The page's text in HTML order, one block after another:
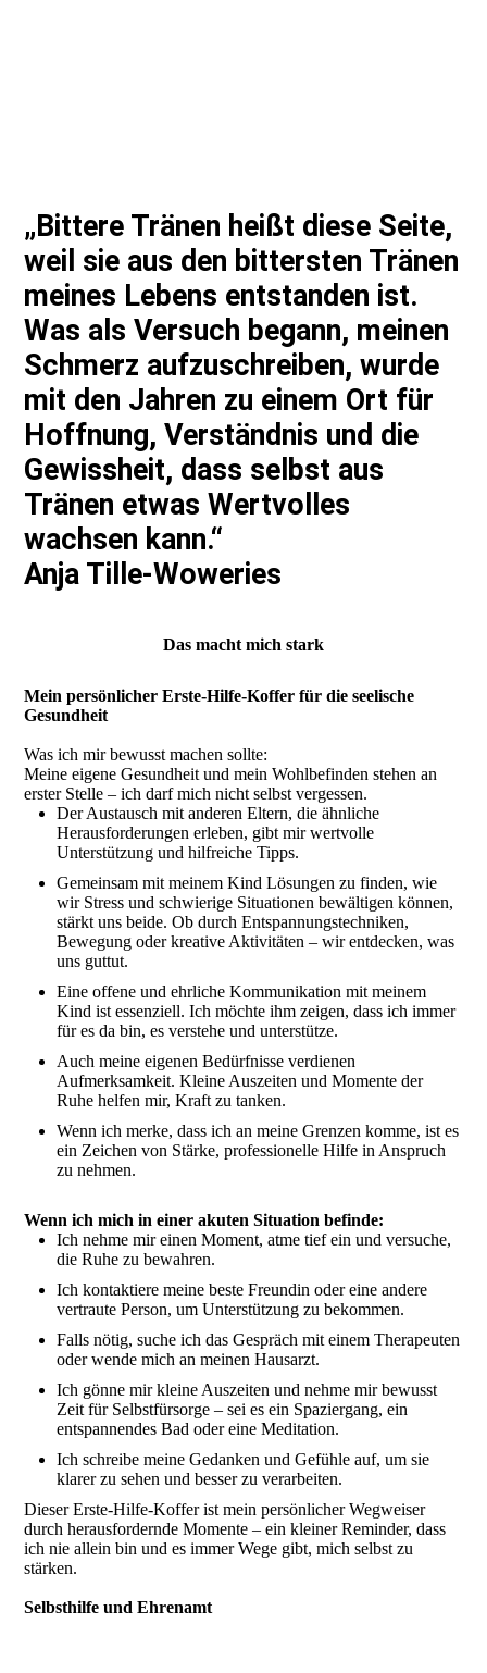
„Bittere Tränen heißt diese Seite,
weil sie aus den bittersten Tränen
meines Lebens entstanden ist.
Was als Versuch begann, meinen
Schmerz aufzuschreiben, wurde
mit den Jahren zu einem Ort für
Hoffnung, Verständnis und die
Gewissheit, dass selbst aus
Tränen etwas Wertvolles
wachsen kann.“
Anja Tille-Woweries
Das macht mich stark
Mein persönlicher Erste-Hilfe-Koffer für die seelische
Gesundheit
Was ich mir bewusst machen sollte:
Meine eigene Gesundheit und mein Wohlbefinden stehen an
erster Stelle – ich darf mich nicht selbst vergessen.
Der Austausch mit anderen Eltern, die ähnliche
Herausforderungen erleben, gibt mir wertvolle
Unterstützung und hilfreiche Tipps.
Gemeinsam mit meinem Kind Lösungen zu finden, wie
wir Stress und schwierige Situationen bewältigen können,
stärkt uns beide. Ob durch Entspannungstechniken,
Bewegung oder kreative Aktivitäten – wir entdecken, was
uns guttut.
Eine offene und ehrliche Kommunikation mit meinem
Kind ist essenziell. Ich möchte ihm zeigen, dass ich immer
für es da bin, es verstehe und unterstütze.
Auch meine eigenen Bedürfnisse verdienen
Aufmerksamkeit. Kleine Auszeiten und Momente der
Ruhe helfen mir, Kraft zu tanken.
Wenn ich merke, dass ich an meine Grenzen komme, ist es
ein Zeichen von Stärke, professionelle Hilfe in Anspruch
zu nehmen.
Wenn ich mich in einer akuten Situation befinde:
Ich nehme mir einen Moment, atme tief ein und versuche,
die Ruhe zu bewahren.
Ich kontaktiere meine beste Freundin oder eine andere
vertraute Person, um Unterstützung zu bekommen.
Falls nötig, suche ich das Gespräch mit einem Therapeuten
oder wende mich an meinen Hausarzt.
Ich gönne mir kleine Auszeiten und nehme mir bewusst
Zeit für Selbstfürsorge – sei es ein Spaziergang, ein
entspannendes Bad oder eine Meditation.
Ich schreibe meine Gedanken und Gefühle auf, um sie
klarer zu sehen und besser zu verarbeiten.
Dieser Erste-Hilfe-Koffer ist mein persönlicher Wegweiser
durch herausfordernde Momente – ein kleiner Reminder, dass
ich nie allein bin und es immer Wege gibt, mich selbst zu
stärken.
Selbsthilfe und Ehrenamt